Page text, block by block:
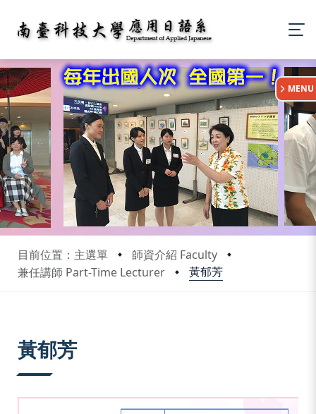
目前位置：主選單
師資介紹 Faculty
兼任講師 Part-Time Lecturer
黃郁芳
:::
MENU
黃郁芳